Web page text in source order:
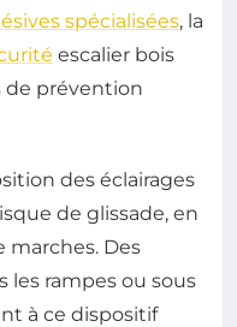
spécialisées, la
escalier bois
de prévention
des éclairages
de glissade, en
marches. Des
les rampes ou sous
à ce dispositif